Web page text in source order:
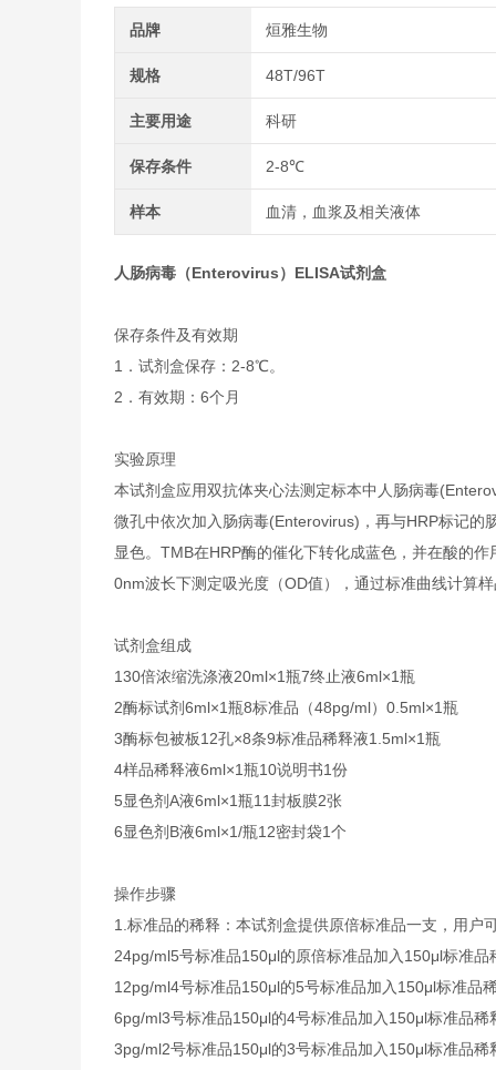
品牌 烜雅生物
规格 48T/96T
主要用途 科研
保存条件 2-8℃
样本 血清，血浆及相关液体
人肠病毒（Enterovirus）ELISA试剂盒
保存条件及有效期
1．试剂盒保存：2-8℃。
2．有效期：6个月
实验原理
本试剂盒应用双抗体夹心法测定标本中人肠病毒
微孔中依次加入肠病毒(Enterovirus)，再与HRP标记
显色。TMB在HRP酶的催化下转化成蓝色，并在酸的
0nm波长下测定吸光度（OD值），通过标准曲线计算
试剂盒组成
130倍浓缩洗涤液20ml×1瓶7终止液6ml×1瓶
2酶标试剂6ml×1瓶8标准品（48pg/ml） 0.5ml×1瓶
3酶标包被板12孔×8条9标准品稀释液1.5ml×1瓶
4样品稀释液6ml×1瓶10说明书1份
5显色剂A液6ml×1瓶11封板膜2张
6显色剂B液6ml×1/瓶12密封袋1个
操作步骤
1.标准品的稀释：本试剂盒提供原倍标准品一支，用户
24pg/ml5号标准品150μl的原倍标准品加入150μl标准品
12pg/ml4号标准品150μl的5号标准品加入150μl标准品
6pg/ml3号标准品150μl的4号标准品加入150μl标准品稀
3pg/ml2号标准品150μl的3号标准品加入150μl标准品稀